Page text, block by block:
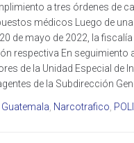
a tres órdenes de
médicos Luego de
de mayo de 2022, la
respectiva En seguimiento
de la Unidad Especial de
de la Subdirección
Guatemala, Narcotrafico,